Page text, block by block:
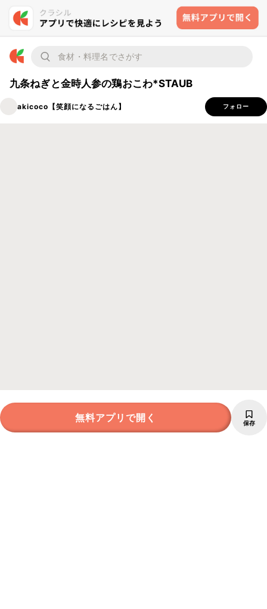
九条ねぎと金時人参の鶏おこわ*STAUB
akicoco【笑顔になるごはん】 フォロー
無料アプリで開く 保存